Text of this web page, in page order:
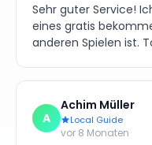
Sehr guter Service!
eines gratis
anderen Spielen ist.
A
Achim Müller
Local Guide
vor 8 Monaten